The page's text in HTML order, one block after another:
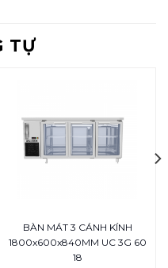
TỰ
BÀN MÁT 3 CÁNH KÍNH
1800x600x840MM UC 3G 60
18